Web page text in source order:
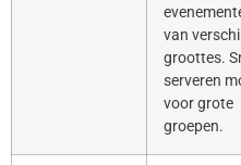
van
groottes.
serveren
voor grote
groepen.